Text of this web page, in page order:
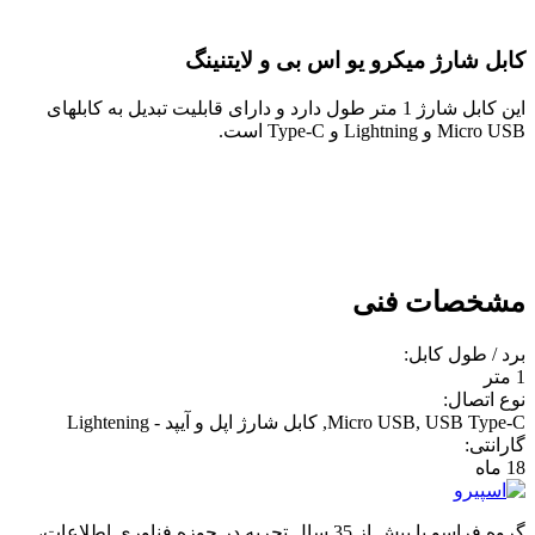
کابل شارژ میکرو یو اس بی و لایتنینگ
این کابل شارژ 1 متر طول دارد و دارای قابلیت تبدیل به کابلهای
Micro USB و Lightning و Type-C است.
مشخصات فنی
برد / طول کابل:
1 متر
نوع اتصال:
Micro USB, USB Type-C, کابل شارژ اپل و آیپد - Lightening
گارانتی:
18 ماه